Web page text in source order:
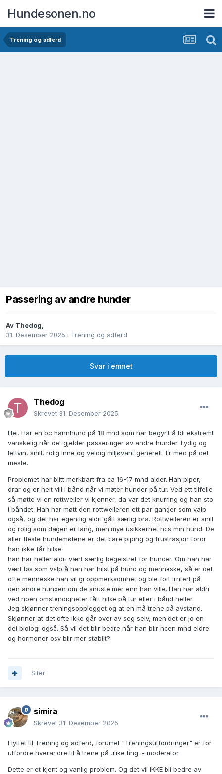
Hundesonen.no
Trening og adferd
Passering av andre hunder
Av Thedog,
31. Desember 2025 i Trening og adferd
Svar i emnet
Thedog
Skrevet 31. Desember 2025
Hei. Har en bc hannhund på 18 mnd som har begynt å bli ekstremt
vanskelig når det gjelder passeringer av andre hunder. Lydig og
lettvin, snill, rolig inne og veldig miljøvant generelt. Er med på det
meste.
Problemet har blitt merkbart fra ca 16-17 mnd alder. Han piper,
drar og er helt vill i bånd når vi møter hunder på tur. Ved ett tilfelle
så møtte vi en rottweiler vi kjenner, da var det knurring og han sto
i båndet. Han har møtt den rottweileren ett par ganger som valp
også, og det har egentlig aldri gått særlig bra. Rottweileren er snill
og rolig som dagen er lang, men mye usikkerhet hos min hund. De
aller fleste hundemøtene er det bare piping og frustrasjon fordi
han ikke får hilse.
han har heller aldri vært særlig begeistret for hunder. Om han har
vært løs som valp å han har hilst på hund og menneske, så er det
ofte menneske han vil gi oppmerksomhet og ble fort irritert på
den andre hunden om de snuste mer enn han ville. Han har aldri
ved noen omstendigheter fått hilse på tur eller i bånd heller.
Jeg skjønner treningsopplegget og at en må trene på avstand.
Skjønner at det ofte ikke går over av seg selv, men det er jo en
del biologi også. Så vil det blir bedre når han blir noen mnd eldre
og hormoner osv blir mer stabilt?
Siter
simira
Skrevet 31. Desember 2025
Flyttet til Trening og adferd, forumet "Treningsutfordringer" er for
utfordre hverandre til å trene på ulike ting. - moderator
Dette er et kjent og vanlig problem. Og det vil IKKE bli bedre av